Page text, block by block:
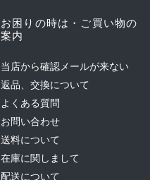
お困りの時は・ご買い物の
案内
当店から確認メールが来ない
返品、交換について
よくある質問
お問い合わせ
送料について
在庫に関しまして
配送について